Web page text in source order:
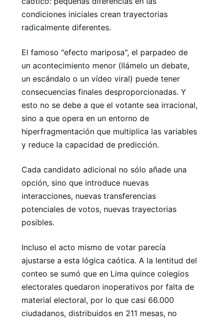
condiciones iniciales crean trayectorias
radicalmente diferentes.
El famoso "efecto mariposa", el parpadeo de
un acontecimiento menor (llámelo un debate,
un escándalo o un vídeo viral) puede tener
consecuencias finales desproporcionadas. Y
esto no se debe a que el votante sea irracional,
sino a que opera en un entorno de
hiperfragmentación que multiplica las variables
y reduce la capacidad de predicción.
Cada candidato adicional no sólo añade una
opción, sino que introduce nuevas
interacciones, nuevas transferencias
potenciales de votos, nuevas trayectorias
posibles.
Incluso el acto mismo de votar parecía
ajustarse a esta lógica caótica. A la lentitud del
conteo se sumó que en Lima quince colegios
electorales quedaron inoperativos por falta de
material electoral, por lo que casi 66.000
ciudadanos, distribuidos en 211 mesas, no